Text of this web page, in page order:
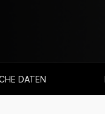
DATEN